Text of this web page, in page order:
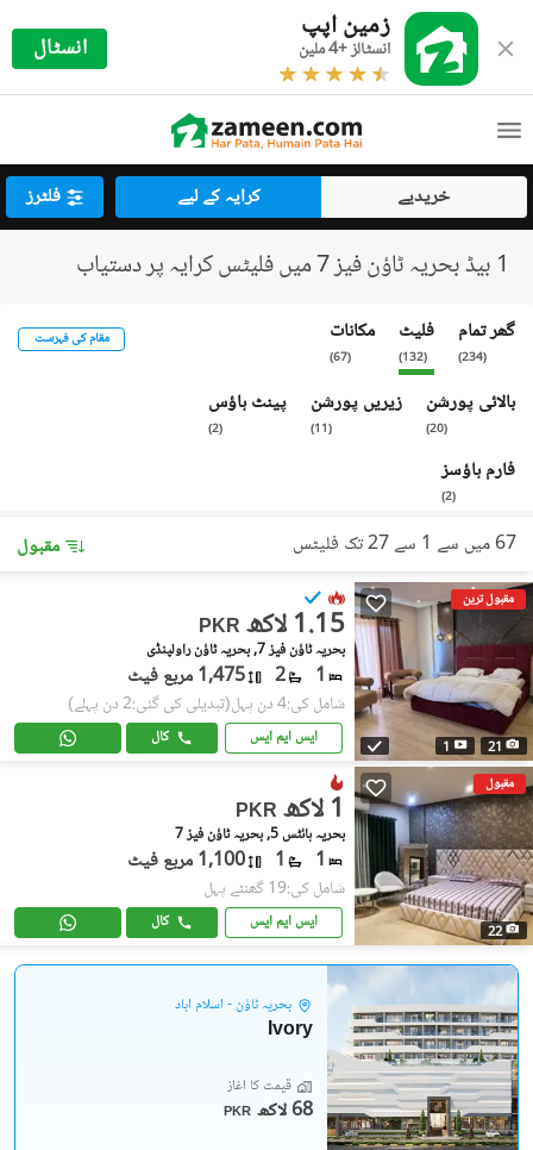
زمین اپپ
انسٹالز +4 ملین انسٹال
خریدیے کرایہ کے لیے فلٹرز
1 بیڈ بحریہ ٹاؤن فیز 7 میں فلیٹس کرایہ پر دستیاب
گھر تمام
(
234
)
فلیٹ
(
132
)
مکانات
(
67
)
بالائی پورشن
(
20
)
زیریں پورشن
(
11
)
پینٹ ہاؤس
(
2
)
فارم ہاؤسز
(
2
)
مقام کی فہرست
67 میں سے 1 سے 27 تک فلیٹس مقبول
مقبول ترین
21
1
PKR 1.15 لاکھ
بحریہ ٹاؤن فیز 7, بحریہ ٹاؤن راولپنڈی
1
2 1,475 مربع فیٹ
شامل کی:4 دن پہل (تبدیلی کی گئی:2 دن پہلے)
ایس ایم ایس کال
مقبول
22
PKR 1 لاکھ
بحریہ ہائٹس 5, بحریہ ٹاؤن فیز 7
1
1 1,100 مربع فیٹ
شامل کی:19 گھنٹے پہل
ایس ایم ایس کال
بحریہ ٹاؤن - اسلام آباد
Ivory
قیمت کا آغاز
PKR 68 لاکھ